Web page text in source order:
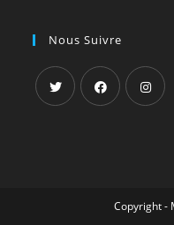
Nous Suivre
Copyright -